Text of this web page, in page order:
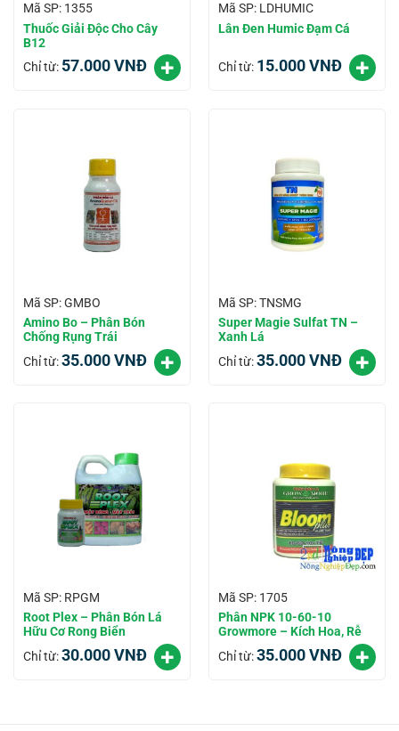
Mã SP: 1355
Thuốc Giải Độc Cho Cây
B12
Chỉ từ: 57.000VNĐ
Mã SP: LDHUMIC
Lân Đen Humic Đạm Cá
Chỉ từ: 15.000VNĐ
Mã SP: GMBO
Amino Bo – Phân Bón
Chống Rụng Trái
Chỉ từ:35.000VNĐ
Mã SP: TNSMG
Super Magie Sulfat TN –
Xanh Lá
Chỉ từ:35.000VNĐ
Mã SP: RPGM
Root Plex – Phân Bón Lá
Hữu Cơ Rong Biển
Chỉ từ:30.000VNĐ
Mã SP: 1705
Phân NPK 10-60-10
Growmore – Kích Hoa, Rễ
Chỉ từ:35.000VNĐ